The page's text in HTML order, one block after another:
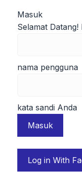
Masuk
Selamat
nama pengguna
kata sandi Anda
Log in With